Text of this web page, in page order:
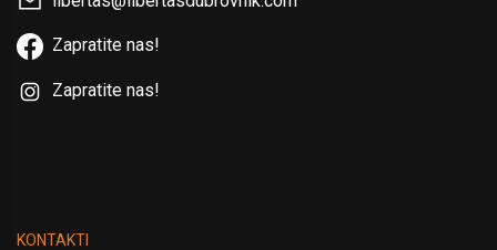
Zapratite nas!
Zapratite nas!
KONTAKTI